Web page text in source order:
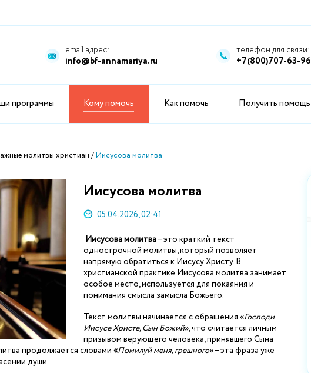
email адрес:
info@bf-annamariya.ru
телефон для связи:
+7(800)707-63-96
программы Кому помочь Как помочь Получить помощь
молитвы христиан Иисусова молитва
Иисусова молитва
05.04.2026, 02:41
Иисусова молитва– это краткий текст
однострочной молитвы, который позволяет
напрямую обратиться к Иисусу Христу. В
христианской практике Иисусова молитва занимает
особое место, используется для покаяния и
понимания смысла замысла Божьего.
Текст молитвы начинается с обращения «Господи
Иисусе Христе, Сын Божий», что считается личным
призывом верующего человека, принявшего Сына
продолжается словами «Помилуй меня, грешного» – эта фраза уже
души.